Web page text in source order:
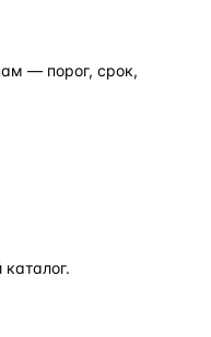
— порог, срок,